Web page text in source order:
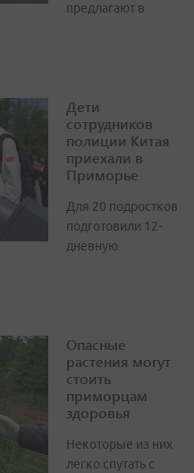
предлагают в
Дети
сотрудников
полиции Китая
приехали в
Приморье
Для 20 подростков
подготовили 12-
дневную
Опасные
растения могут
стоить
приморцам
здоровья
Некоторые из них
легко спутать с